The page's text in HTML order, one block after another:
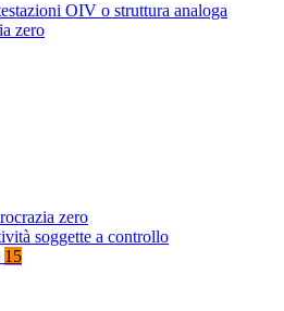
OIV o struttura analoga
zero
zero
soggette a controllo
15